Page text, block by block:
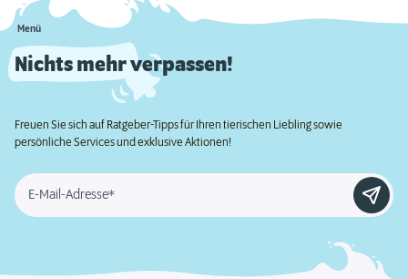
Menü
Nichts mehr verpassen!
Freuen Sie sich auf Ratgeber-Tipps für Ihren tierischen Liebling sowie
persönliche Services und exklusive Aktionen!
E-Mail-Adresse*